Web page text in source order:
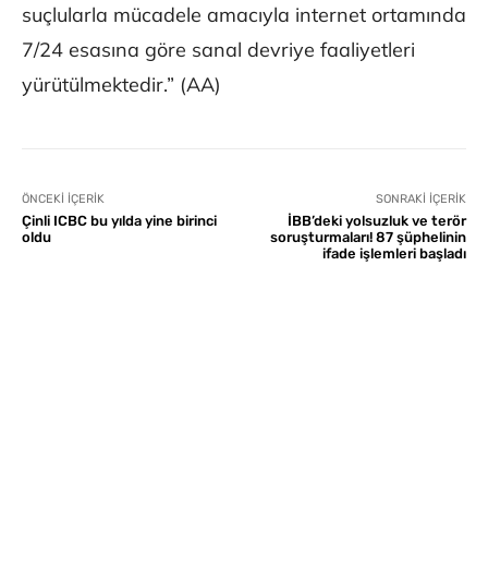
suçlularla mücadele amacıyla internet ortamında
7/24 esasına göre sanal devriye faaliyetleri
yürütülmektedir.” (AA)
ÖNCEKI İÇERIK
Çinli ICBC bu yılda yine birinci
oldu
SONRAKI İÇERIK
İBB’deki yolsuzluk ve terör
soruşturmaları! 87 şüphelinin
ifade işlemleri başladı